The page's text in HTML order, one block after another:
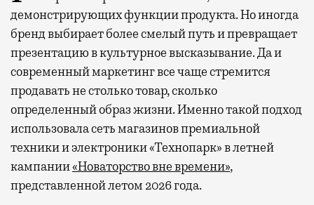
демонстрирующих функции продукта. Но иногда
бренд выбирает более смелый путь и превращает
презентацию в культурное высказывание. Да и
современный маркетинг все чаще стремится
продавать не столько товар, сколько
определенный образ жизни. Именно такой подход
использовала сеть магазинов премиальной
техники и электроники «Технопарк» в летней
кампании«Новаторство вне времени»,
представленной летом 2026 года.